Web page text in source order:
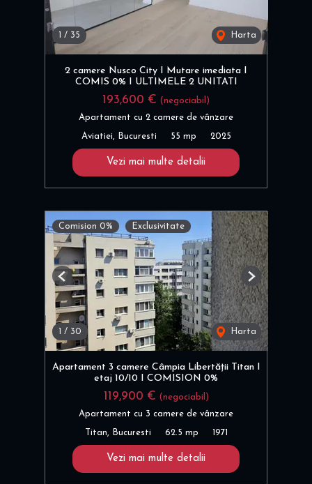
/ 35 Harta
2 camere Nusco City I Mutare imediata I
COMIS 0% I ULTIMELE 2 UNITATI
193,600 € (negociabil)
Apartament cu 2 camere de vânzare
Aviatiei, Bucuresti 55 mp 2025
Vezi mai multe detalii
Comision 0% Exclusivitate
1 / 30 Harta
Previous Next
Apartament 3 camere Câmpia Libertății Titan I
etaj 10/10 I COMISION 0%
119,900 € (negociabil)
Apartament cu 3 camere de vânzare
Titan, Bucuresti 62.5 mp 1971
Vezi mai multe detalii